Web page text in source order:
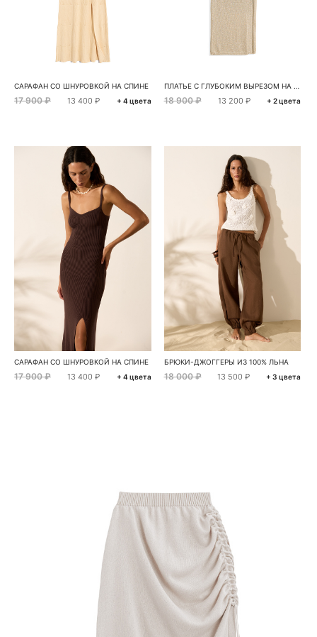
САРАФАН СО ШНУРОВКОЙ НА СПИНЕ
17 900 ₽ 13 400 ₽ + 4 цвета
ПЛАТЬЕ С ГЛУБОКИМ ВЫРЕЗОМ НА СПИНЕ
18 900 ₽ 13 200 ₽ + 2 цвета
САРАФАН СО ШНУРОВКОЙ НА СПИНЕ
17 900 ₽ 13 400 ₽ + 4 цвета
БРЮКИ-ДЖОГГЕРЫ ИЗ 100% ЛЬНА
18 000 ₽ 13 500 ₽ + 3 цвета